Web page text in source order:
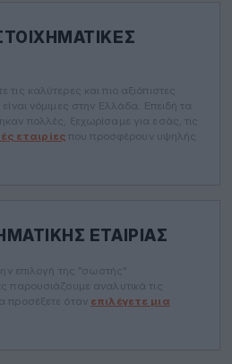
τις καλύτερες και πιο αξιόπιστες
είναι νόμιμες στην Ελλάδα. Επειδή τα
πολλές, ξεχωρίσαμε για εσάς, τις
εταιρίεςπου προσφέρουν υψηλής
ΕΤΑΙΡΊΑΣ
επιλογή της "σωστής"
παρουσιάζουμε αναλυτικά τις
προσέξετε όταν επιλέγετε μια